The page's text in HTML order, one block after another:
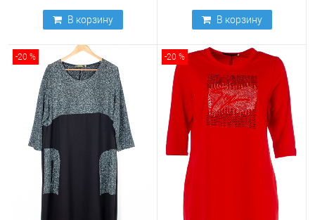
В корзину В корзину
-20 % -20 %